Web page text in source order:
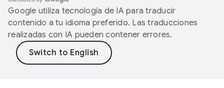
Google utiliza tecnología de IA para traducir
contenido a tu idioma preferido. Las traducciones
realizadas con IA pueden contener errores.